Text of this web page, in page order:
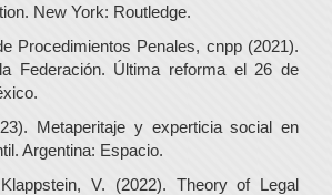
New York: Routledge.
Procedimientos Penales, cnpp (2021).
Federación. Última reforma el 26 de
Metaperitaje y experticia social en
Argentina: Espacio.
V. (2022). Theory of Legal